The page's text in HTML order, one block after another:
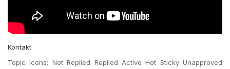
Kontakt
Topic Icons: Not Replied Replied Active Hot Sticky Unapproved